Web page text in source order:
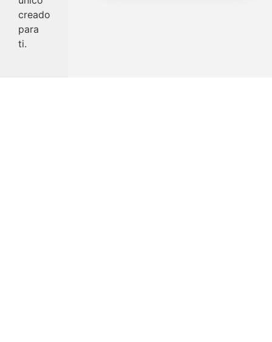
creado
para
ti.